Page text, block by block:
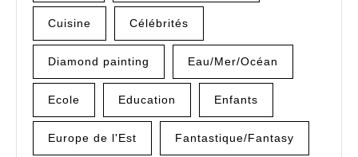
Cuisine Célébrités
Diamond painting Eau/Mer/Océan
Ecole Education Enfants
Europe de l'Est Fantastique/Fantasy